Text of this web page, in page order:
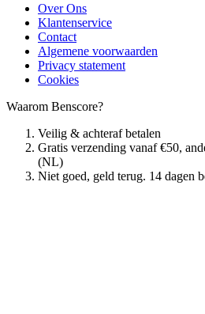
Over Ons
Klantenservice
Contact
Algemene voorwaarden
Privacy statement
Cookies
Waarom Benscore?
Veilig & achteraf betalen
Gratis verzending vanaf €50,
(NL)
Niet goed, geld terug. 14 dagen